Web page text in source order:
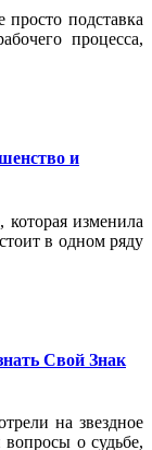
подставка
процесса,
и
которая изменила
в одном ряду
Свой Знак
на звездное
о судьбе,